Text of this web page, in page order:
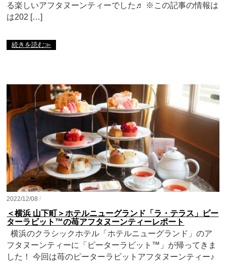
る楽しいアフタヌーンティーでした♬ ※この記事の情報は
は202 […]
続きを読む≫
2022/12/08/
＜横浜 山下町＞ホテルニューグランド「ラ・テラス」ピー
ターラビット™の苺アフタヌーンティーレポート
横浜のクラシックホテル「ホテルニューグランド」のア
フタヌーンティーに「ピーターラビット™」が帰ってきま
した！ 今回は苺のピーターラビットアフタヌーンティー♪